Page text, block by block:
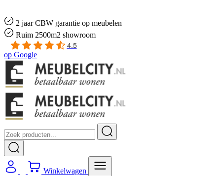
2 jaar CBW garantie op meubelen
Ruim 2500m2 showroom
4.5
op Google
Winkelwagen